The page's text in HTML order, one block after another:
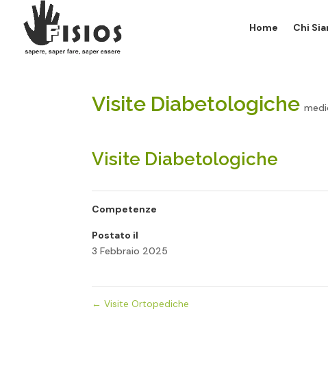
Home Chi
Visite Diabetologiche
Visite Diabetologiche
Competenze
Postato il
3 Febbraio 2025
← Visite Ortopediche